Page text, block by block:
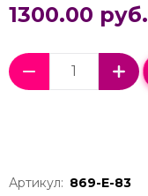
1300.00 руб.
Артикул: 869-Е-83